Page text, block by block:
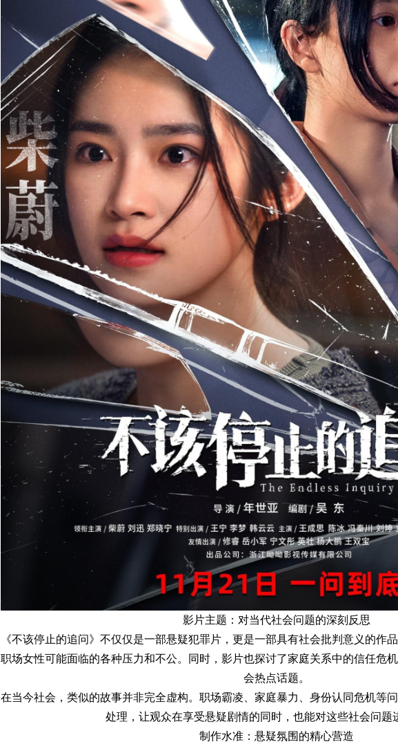
影片主题：对当代社会问题的深刻反思
《不该停止的追问》不仅仅是一部悬疑犯罪片，更是一部具有社会批判意义的作
职场女性可能面临的各种压力和不公。同时，影片也探讨了家庭关系中的信任危
会热点话题。
在当今社会，类似的故事并非完全虚构。职场霸凌、家庭暴力、身份认同危机等
处理，让观众在享受悬疑剧情的同时，也能对这些社会问题
制作水准：悬疑氛围的精心营造